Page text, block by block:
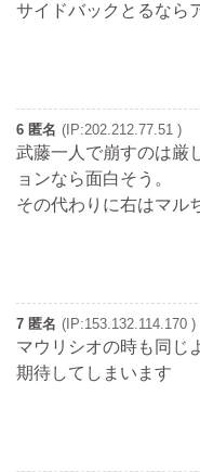
サイドバックとるなら
6 匿名 (IP:202.212.77.51 )
武藤一人で崩すのは厳
ョンなら面白そう。
その代わりに右はマル
7 匿名 (IP:153.132.114.170 )
マウリシオの時も同じ
期待してしまいます